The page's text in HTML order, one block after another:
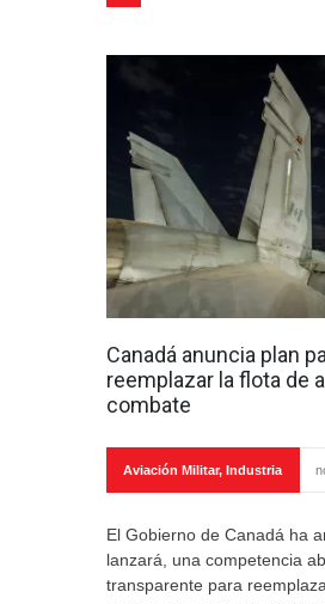
Canadá anuncia plan
reemplazar la flota de
combate
Aviación Militar, Industria
El Gobierno de Canadá ha
lanzará, una competencia
transparente para